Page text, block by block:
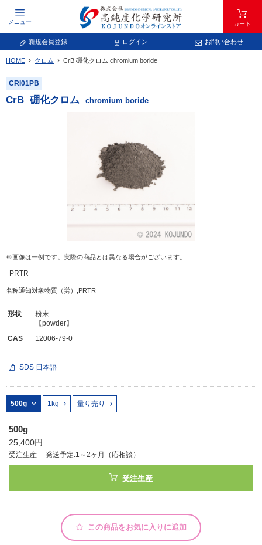
メニュー カート
新規会員登録 ログイン お問い合わせ
元素周期表をタップすると、拡大表示されます。拡大した表から元素記号をタップ
し、一覧へ移動してください。
常温常圧で気体であり、弊社では取り扱いしておりません。
放射性元素または人工元素であり、弊社では取り扱いしておりません。
キーワードで検索する
フリーワードで検索
カタログコードで検索
CAS番号で検索
商品分類
形状詳細
HOME クロム CrB 硼化クロム chromium boride
CRI01PB
CrB 硼化クロム chromium boride
※画像は一例です。実際の商品とは異なる場合がございます。
PRTR
名称通知対象物質（労）,PRTR
形状
粉末
【powder】
CAS
12006-79-0
SDS 日本語
500g 1kg 量り売り
500g
25,400円
受注生産 発送予定:1～2ヶ月（応相談）
受注生産
この商品をお気に入りに追加